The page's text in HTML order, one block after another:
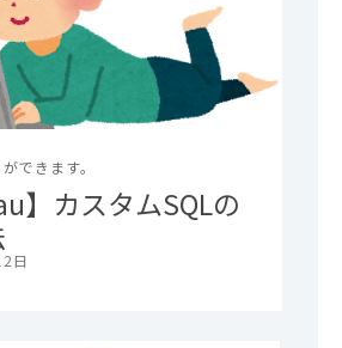
できます。
】カスタムSQLの
日